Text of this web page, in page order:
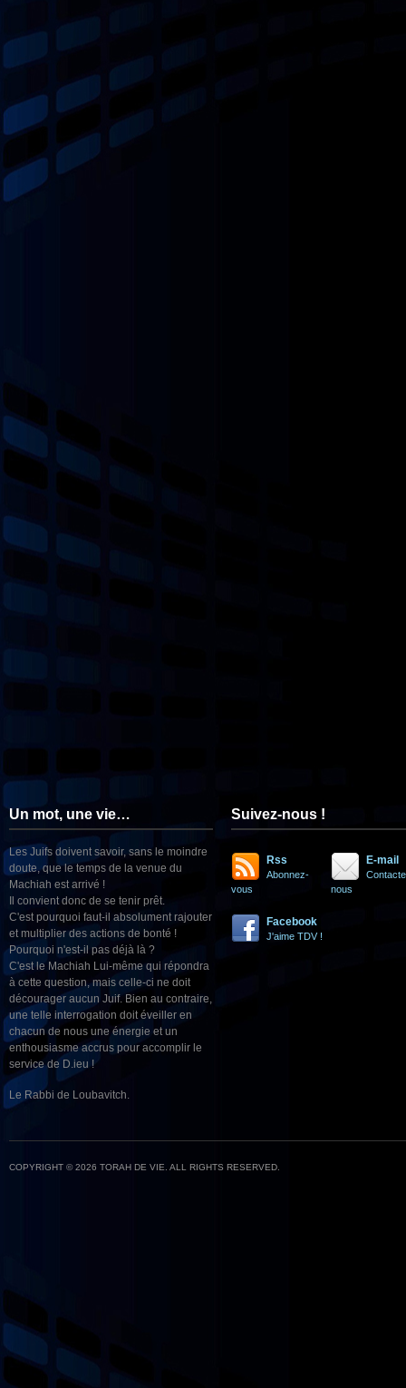
Un mot, une vie…
Les Juifs doivent savoir, sans le moindre
doute, que le temps de la venue du
Machiah est arrivé !
Il convient donc de se tenir prêt.
C'est pourquoi faut-il absolument rajouter
et multiplier des actions de bonté !
Pourquoi n'est-il pas déjà là ?
C'est le Machiah Lui-même qui répondra
à cette question, mais celle-ci ne doit
décourager aucun Juif. Bien au contraire,
une telle interrogation doit éveiller en
chacun de nous une énergie et un
enthousiasme accrus pour accomplir le
service de D.ieu !
Le Rabbi de Loubavitch.
Suivez-nous !
Rss
Abonnez-
vous
E-mail
nous
Facebook
J'aime TDV !
COPYRIGHT © 2026 TORAH DE VIE. ALL RIGHTS RESERVED.